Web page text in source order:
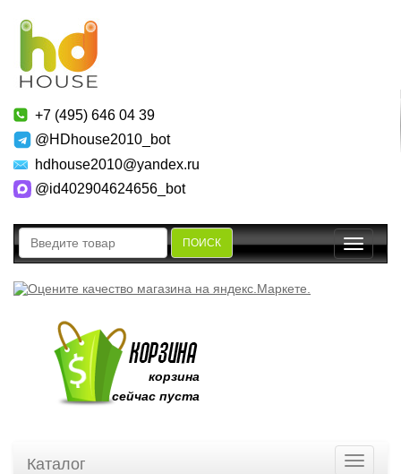
+7 (495) 646 04 39
@HDhouse2010_bot
hdhouse2010@yandex.ru
@id402904624656_bot
ПОИСК
Toggle
корзина
сейчас пуста
Каталог